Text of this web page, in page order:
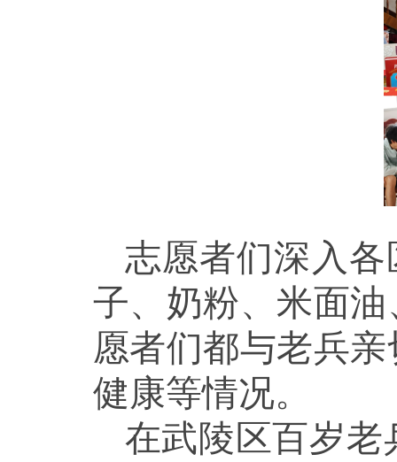
志愿者们深入
子、奶粉、米面
愿者们都与老兵
健康等情况。
在武陵区百岁